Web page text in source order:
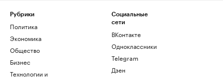
Рубрики
Политика
Экономика
Общество
Бизнес
Технологии и
Социальные
сети
ВКонтакте
Одноклассники
Telegram
Дзен